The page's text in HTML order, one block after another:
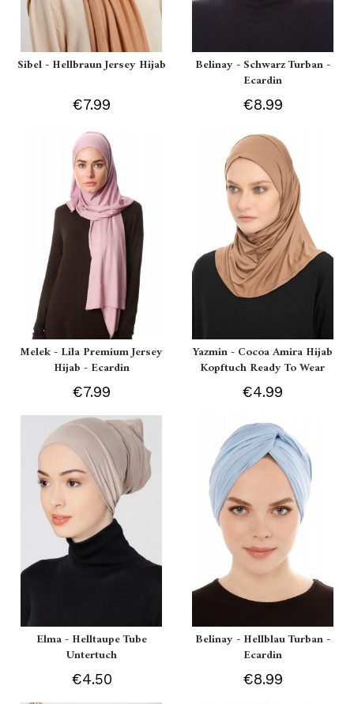
Sibel - Hellbraun Jersey Hijab
€7.99
Belinay - Schwarz Turban -
Ecardin
€8.99
Melek - Lila Premium Jersey
Hijab - Ecardin
€7.99
Yazmin - Cocoa Amira Hijab
Kopftuch Ready To Wear
€4.99
Elma - Helltaupe Tube
Untertuch
€4.50
Belinay - Hellblau Turban -
Ecardin
€8.99